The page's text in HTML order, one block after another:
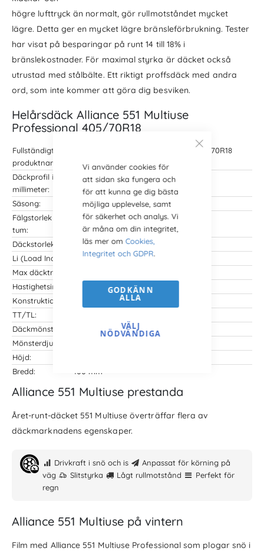
Vi använder cookies för
att sidan ska fungera och
för att kunna ge dig bästa
möjliga upplevelse, samt
för säkerhet och analys. Vi
är måna om din integritet,
läs mer om Cookies,
Integritet och GDPR.
GODKÄNN
ALLA
VÄLJ
NÖDVÄNDIGA
högre lufttryck än normalt, gör rullmotståndet mycket
lägre. Detta ger en mycket lägre bränsleförbrukning. Tester
har visat på besparingar på runt 14 till 18% i
bränslekostnader. För maximal styrka är däcket också
utrustad med stålbälte. Ett riktigt proffsdäck med andra
ord, som inte kommer att göra dig besviken.
Helårsdäck Alliance 551 Multiuse
Professional 405/70R18
Fullständigt
produktnamn:
Alliance 551 Multiuse Professional 405/70R18
143D/148A8 TL Alliance 551 M+S SB
Däckprofil i
millimeter:
405/70R18
Säsong:
Året runt helår (M+S)
Fälgstorlek i
tum:
13x18
Däckstorlek:
18 tum
Li (Load Index):
143
Max däcktryck:
Hastighetsindex:
D => 65 km/h
Konstruktion:
TT/TL:
Däckmönster:
Mönsterdjup:
Höjd:
Bredd:
400 mm
Alliance 551 Multiuse prestanda
Året-runt-däcket 551 Multiuse överträffar flera av
däckmarknadens egenskaper.
Drivkraft i snö och is
Anpassat för körning på
väg
Slitstyrka Lågt rullmotstånd
Perfekt för
regn
Alliance 551 Multiuse på vintern
Film med Alliance 551 Multiuse Professional som plogar snö i